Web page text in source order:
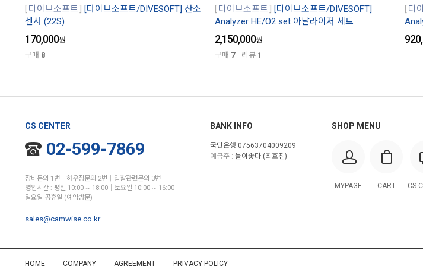
다이브소프트
[다이브소프트/DIVESOFT] 산소
센서 (22S)
170,000원
구매 8
다이브소프트
[다이브소프트/DIVESOFT]
Analyzer HE/O2 set 아날라이저 세트
2,150,000원
구매 7 리뷰 1
다
CS CENTER
02-599-7869
장비문의 1번│하우징문의 2번│입찰관련문의 3번
영업시간 : 평일 10:00 ~ 18:00│토요일 10:00 ~ 16:00
일요일 공휴일 (예약방문)
sales@camwise.co.kr
BANK INFO
국민은행 07563704009209
예금주 : 물이좋다 (최호진)
SHOP MENU
MYPAGE CART CS
HOME COMPANY AGREEMENT PRIVACY POLICY